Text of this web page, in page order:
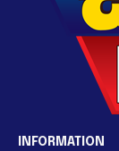
INFORMATION